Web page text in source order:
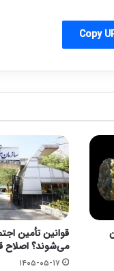
Copy
قوانین تأمین
می‌شوند؟ اصلاح
۱۴۰۵-۰۵-۱۷